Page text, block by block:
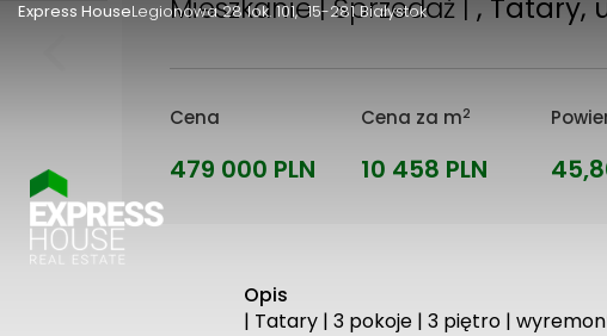
Express HouseLegionowa 28 lok. 101 15-281 Białystok
Mieszkanie | Sprzedaż |, Tatary,
Cena
479 000 PLN
Cena za m2
10 458 PLN
Opis
| Tatary | 3 pokoje | 3 piętro |